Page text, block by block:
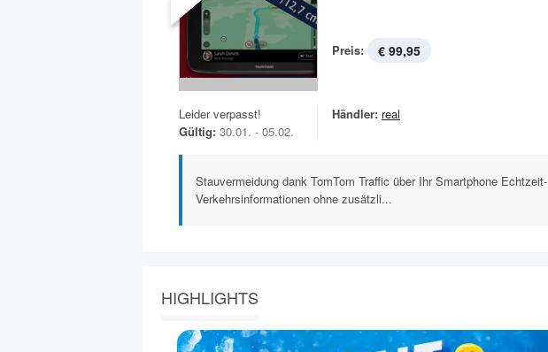
Preis: € 99,95
Leider verpasst!
Gültig: 30.01. - 05.02.
Händler: real
Stauvermeidung dank TomTom Traffic über Ihr Smartphone Echtzeit-
Verkehrsinformationen ohne zusätzli...
HIGHLIGHTS